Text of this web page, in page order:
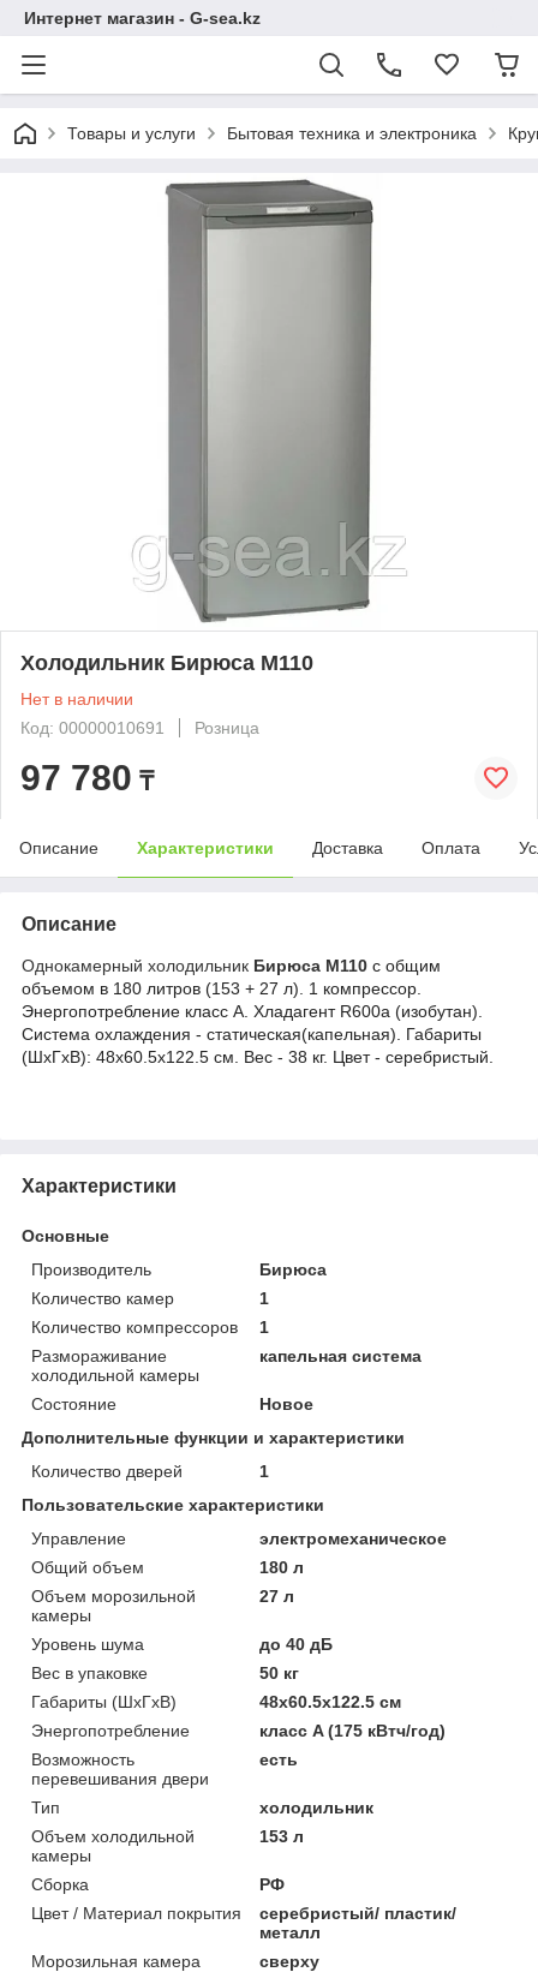
Интернет магазин - G-sea.kz
Товары и услуги Бытовая техника и электроника
Холодильник Бирюса M110
Нет в наличии
Код: 00000010691
Розница
97 780 ₸
Описание Характеристики Доставка Оплата
Описание
Однокамерный холодильник Бирюса M110 с общим
объемом в 180 литров (153 + 27 л). 1 компрессор.
Энергопотребление класс А . Хладагент R600a (изобутан).
Система охлаждения - статическая(капельная).
Габариты
(ШхГхВ): 48х60.5х122.5 см. Вес - 38 кг. Цвет - серебристый.
Характеристики
Основные
Производитель
Бирюса
Количество камер
1
Количество компрессоров
1
Размораживание
холодильной камеры
капельная система
Состояние
Новое
Дополнительные функции и характеристики
Количество дверей
1
Пользовательские характеристики
Управление
электромеханическое
Общий объем
180 л
Объем морозильной
камеры
27 л
Уровень шума
до 40 дБ
Вес в упаковке
50 кг
Габариты (ШxГxВ)
48x60.5x122.5 см
Энергопотребление
класс A (175 кВтч/год)
Возможность
перевешивания двери
есть
Тип
холодильник
Объем холодильной
камеры
153 л
Сборка
РФ
Цвет / Материал покрытия
серебристый/ пластик/
металл
Морозильная камера
сверху